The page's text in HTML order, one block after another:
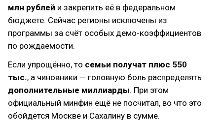
млн рублей и закрепить её в федеральном
бюджете. Сейчас регионы исключены из
программы за счёт особых демо-коэффициентов
по рождаемости.
Если упрощённо, то семьи получат плюс 550
тыс., а чиновники — головную боль распределять
дополнительные миллиарды. При этом
официальный минфин ещё не посчитал, во что это
обойдётся Москве и Сахалину в сумме.